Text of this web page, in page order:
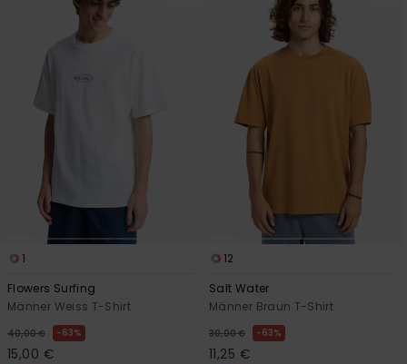
1
Flowers Surfing
Männer Weiss T-Shirt
40,00 € 63%
15,00 €
12
Salt Water
Männer Braun T-Shirt
30,00 € 63%
11,25 €